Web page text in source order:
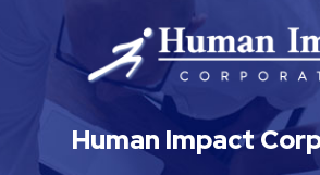
Human Impact